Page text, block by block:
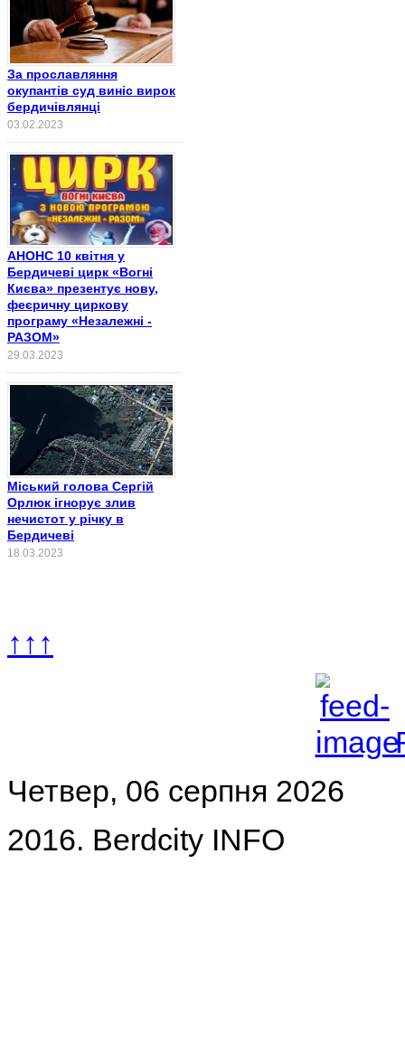
За прославляння
окупантів суд виніс вирок
бердичівлянці
03.02.2023
АНОНС 10 квітня у
Бердичеві цирк «Вогні
Києва» презентує нову,
феєричну циркову
програму «Незалежні -
РАЗОМ»
29.03.2023
Міський голова Сергій
Орлюк ігнорує злив
нечистот у річку в
Бердичеві
18.03.2023
↑↑↑
Четвер, 06 серпня 2026
2016. Berdcity INFO